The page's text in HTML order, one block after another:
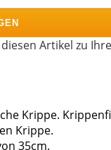
Artikel zu
Krippe.
Krippe.
35cm.